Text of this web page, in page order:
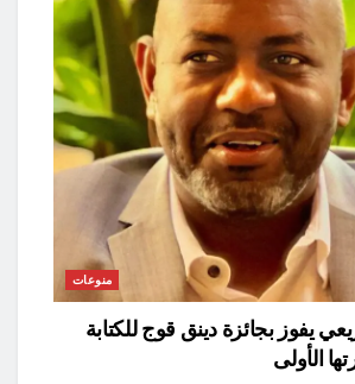
منوعات
يفوز بجائزة دينق قوج للكتابة
الأولى